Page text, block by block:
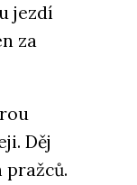
jezdí
za
Děj